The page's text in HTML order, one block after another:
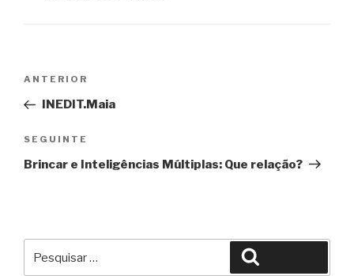
artigos
Conteúdo
anterior
ANTERIOR
INEDIT.Maia
Conteúdo
seguinte
SEGUINTE
Brincar e Inteligências Múltiplas: Que relação?
por: